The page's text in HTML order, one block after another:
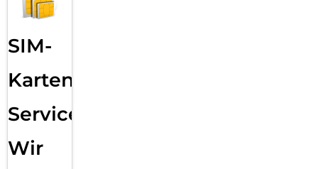
SIM-
Karten
Service:
Wir